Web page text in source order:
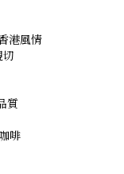
港風情
質
啡